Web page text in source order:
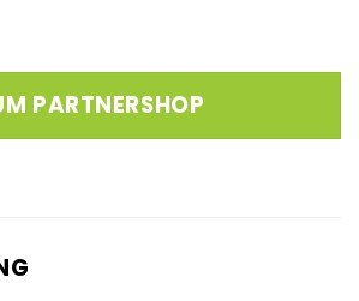
PARTNERSHOP